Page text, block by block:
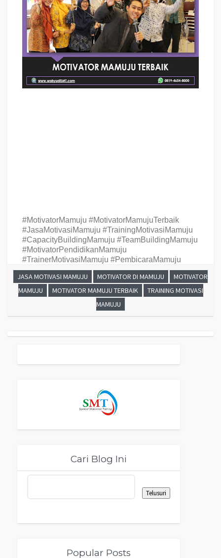
#MotivatorMamuju #MotivatorMamujuTerbaik
#JasaMotivasiMamuju #TrainingMotivasiMamuju
#CapacityBuildingMamuju #TeamBuildingMamuju
#MotivatorPendidikanMamuju
#TrainerMotivasiMamuju #PembicaraMamuju
JASA MOTIVASI MAMUJU MOTIVATOR DI MAMUJU
MOTIVATOR
MAMUJU
MOTIVATOR MAMUJU TERBAIK
TRAINING MOTIVASI
MAMUJU
Cari Blog Ini
Popular Posts